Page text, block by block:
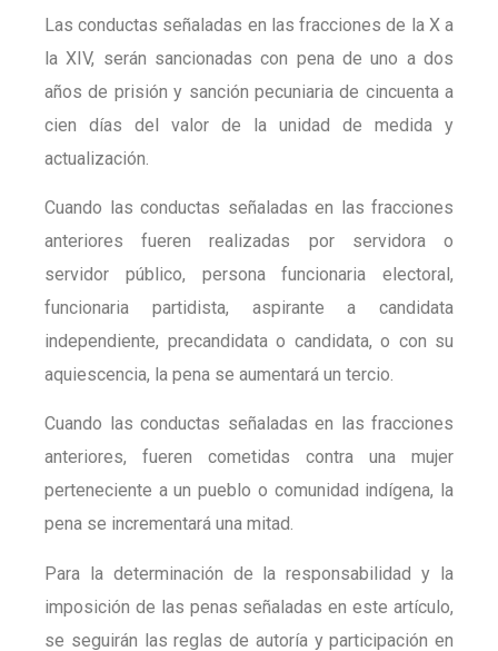
Las conductas señaladas en las fracciones de la X a
la XIV, serán sancionadas con pena de uno a dos
años de prisión y sanción pecuniaria de cincuenta a
cien días del valor de la unidad de medida y
actualización.
Cuando las conductas señaladas en las fracciones
anteriores fueren realizadas por servidora o
servidor público, persona funcionaria electoral,
funcionaria partidista, aspirante a candidata
independiente, precandidata o candidata, o con su
aquiescencia, la pena se aumentará un tercio.
Cuando las conductas señaladas en las fracciones
anteriores, fueren cometidas contra una mujer
perteneciente a un pueblo o comunidad indígena, la
pena se incrementará una mitad.
Para la determinación de la responsabilidad y la
imposición de las penas señaladas en este artículo,
se seguirán las reglas de autoría y participación en